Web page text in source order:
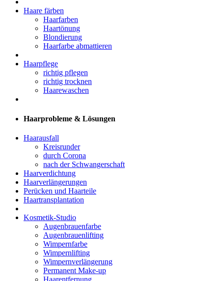
Haare färben
Haarfarben
Haartönung
Blondierung
Haarfarbe abmattieren
Haarpflege
richtig pflegen
richtig trocknen
Haarewaschen
Haarprobleme & Lösungen
Haarausfall
Kreisrunder
durch Corona
nach der Schwangerschaft
Haarverdichtung
Haarverlängerungen
Perücken und Haarteile
Haartransplantation
Kosmetik-Studio
Augenbrauenfarbe
Augenbrauenlifting
Wimpernfarbe
Wimpernlifting
Wimpernverlängerung
Permanent Make-up
Haarentfernung